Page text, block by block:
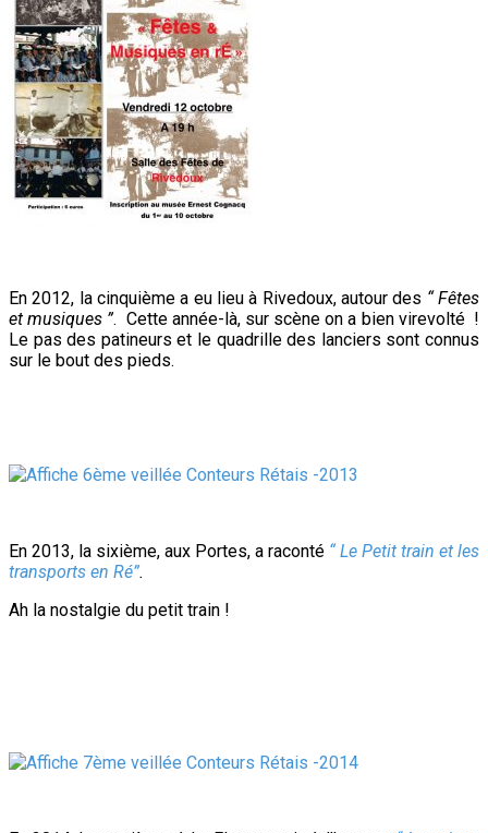
En 2012, la cinquième a eu lieu à Rivedoux, autour des “ Fêtes
et musiques ”. Cette année-là, sur scène on a bien virevolté !
Le pas des patineurs et le quadrille des lanciers sont connus
sur le bout des pieds.
En 2013, la sixième, aux Portes, a raconté “ Le Petit train et les
transports en Ré”.
Ah la nostalgie du petit train !